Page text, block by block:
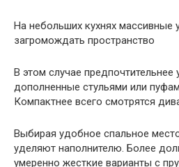
На небольших кухнях массивные
загромождать пространство
В этом случае предпочтительнее
дополненные стульями или
Компактнее всего смотрятся
Выбирая удобное спальное
уделяют наполнителю. Более
умеренно жесткие варианты с